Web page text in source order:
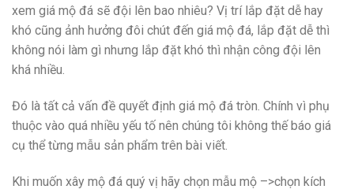
xem giá mộ đá sẽ đội lên bao nhiêu? Vị trí lắp đặt dễ hay
khó cũng ảnh hưởng đôi chút đến giá mộ đá, lắp đặt dễ thì
không nói làm gì nhưng lắp đặt khó thì nhận công đội lên
khá nhiều.
Đó là tất cả vấn đề quyết định giá mộ đá tròn. Chính vì phụ
thuộc vào quá nhiều yếu tố nên chúng tôi không thế báo giá
cụ thể từng mẫu sản phẩm trên bài viết.
Khi muốn xây mộ đá quý vị hãy chọn mẫu mộ –>chọn kích